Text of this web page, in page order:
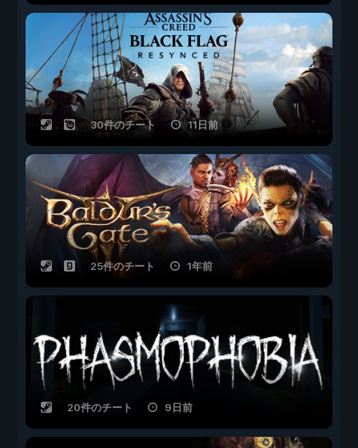
30件のチート 11日前
25件のチート 1年前
20件のチート 9日前